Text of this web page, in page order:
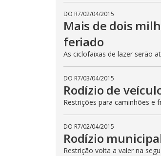
DO R7/02/04/2015
Mais de dois
feriado
As ciclofaixas de lazer serão
DO R7/03/04/2015
Rodízio de
Restrições para caminhões e
DO R7/02/04/2015
Rodízio
Restrição volta a valer na